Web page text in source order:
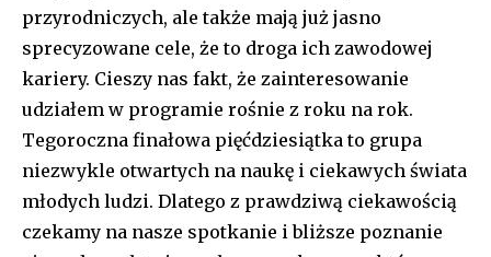
przyrodniczych, ale także mają już jasno
sprecyzowane cele, że to droga ich zawodowej
kariery. Cieszy nas fakt, że zainteresowanie
udziałem w programie rośnie z roku na rok.
Tegoroczna finałowa pięćdziesiątka to grupa
niezwykle otwartych na naukę i ciekawych świata
młodych ludzi. Dlatego z prawdziwą ciekawością
czekamy na nasze spotkanie i bliższe poznanie